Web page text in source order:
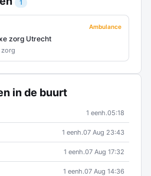
1
Ambulance
zorg Utrecht
in de buurt
1 eenh.05:18
1 eenh.07 Aug 23:43
1 eenh.07 Aug 17:32
1 eenh.07 Aug 14:36